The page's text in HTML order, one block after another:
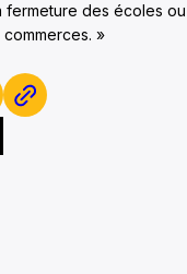
des écoles ou
»